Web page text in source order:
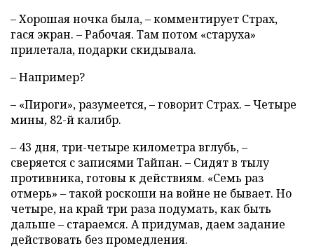
– Хорошая ночка была, – комментирует Страх,
гася экран. – Рабочая. Там потом «старуха»
прилетала, подарки скидывала.
– Например?
– «Пироги», разумеется, – говорит Страх. – Четыре
мины, 82-й калибр.
– 43 дня, три-четыре километра вглубь, –
сверяется с записями Тайпан. – Сидят в тылу
противника, готовы к действиям. «Семь раз
отмерь» – такой роскоши на войне не бывает. Но
четыре, на край три раза подумать, как быть
дальше – стараемся. А придумав, даем задание
действовать без промедления.